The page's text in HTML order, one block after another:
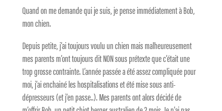
Quand on me demande qui je suis, je pense immédiatement à Bob,
mon chien.
Depuis petite, j’ai toujours voulu un chien mais malheureusement
mes parents m’ont toujours dit NON sous prétexte que c’était une
trop grosse contrainte. L’année passée a été assez compliquée pour
moi, j’ai enchainé les hospitalisations et été mise sous anti-
dépresseurs (et j’en passe..). Mes parents ont alors décidé de